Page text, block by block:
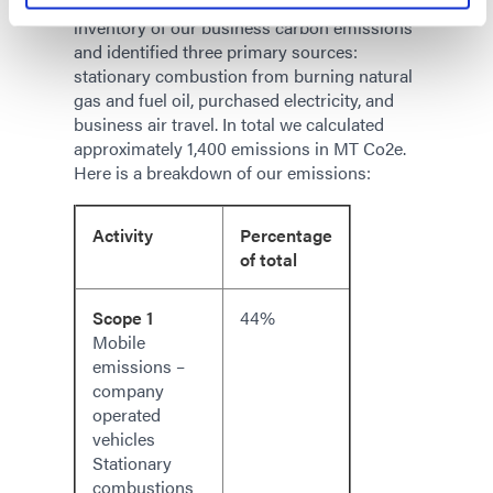
inventory of our business carbon emissions
and identified three primary sources:
stationary combustion from burning natural
gas and fuel oil, purchased electricity, and
business air travel. In total we calculated
approximately 1,400 emissions in MT Co2e.
Here is a breakdown of our emissions:
Activity
Percentage
of total
Scope 1
Mobile
emissions –
company
operated
vehicles
Stationary
combustions
44%